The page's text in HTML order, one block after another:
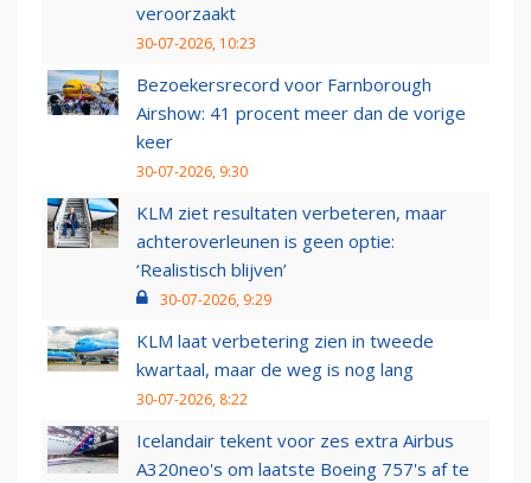
veroorzaakt
30-07-2026, 10:23
Bezoekersrecord voor Farnborough
Airshow: 41 procent meer dan de vorige
keer
30-07-2026, 9:30
KLM ziet resultaten verbeteren, maar
achteroverleunen is geen optie:
‘Realistisch blijven’
30-07-2026, 9:29
KLM laat verbetering zien in tweede
kwartaal, maar de weg is nog lang
30-07-2026, 8:22
Icelandair tekent voor zes extra Airbus
A320neo's om laatste Boeing 757's af te